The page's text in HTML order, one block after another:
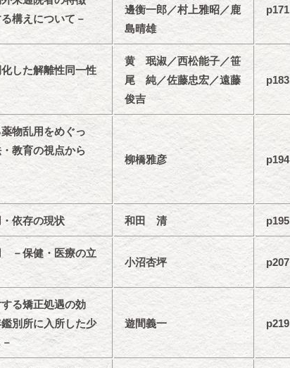
構えについて－
邊衡一郎／村上雅昭／鹿
島晴雄
p171
した解離性同一性
黄 珉淑／西松能子／笹
尾 純／佐藤忠宏／遠藤
俊吉
p183
薬物乱用をめぐっ
教育の視点から
柳橋雅彦 p194
依存の現状 和田 清 p195
－保健・医療の立
小沼杏坪 p207
る矯正処遇の効
別所に入所した少
遊間義一 p219